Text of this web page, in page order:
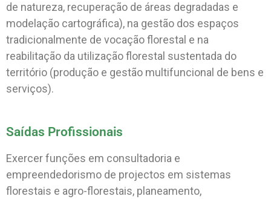
de natureza, recuperação de áreas degradadas e
modelação cartográfica), na gestão dos espaços
tradicionalmente de vocação florestal e na
reabilitação da utilização florestal sustentada do
território (produção e gestão multifuncional de bens e
serviços).
Saídas Profissionais
Exercer funções em consultadoria e
empreendedorismo de projectos em sistemas
florestais e agro-florestais, planeamento,